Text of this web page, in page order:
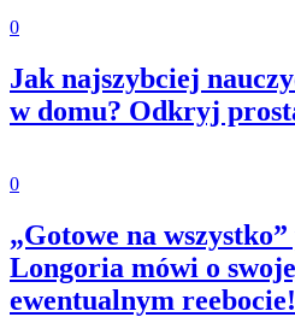
0
Jak najszybciej
w domu? Odkryj
0
„Gotowe na
Longoria mówi o
ewentualnym reebocie!